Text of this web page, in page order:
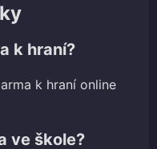
k hraní?
k hraní online
ve škole?